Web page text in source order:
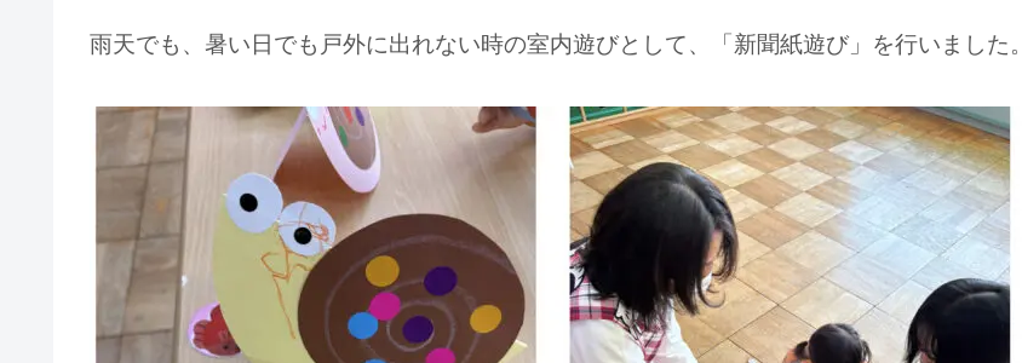
雨天でも、暑い日でも戸外に出れない時の室内遊びとして、「新聞紙遊び」を行いました。